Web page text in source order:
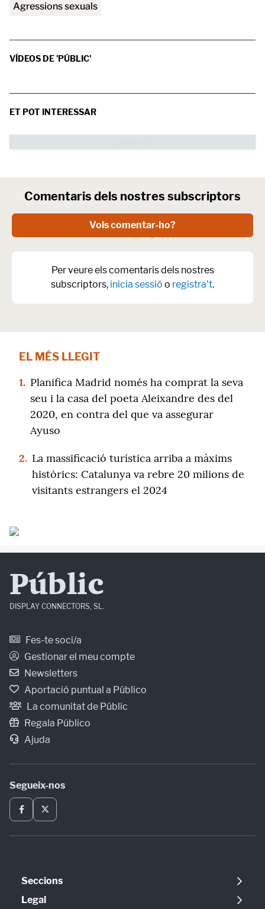
agressions sexuals
VÍDEOS DE 'PÚBLIC'
ET POT INTERESSAR
Comentaris dels nostres subscriptors
Vols comentar-ho?
Per veure els comentaris dels nostres
subscriptors, inicia sessió o registra't.
EL MÉS LLEGIT
1. Planifica Madrid només ha comprat la seva
seu i la casa del poeta Aleixandre des del
2020, en contra del que va assegurar
Ayuso
2. La massificació turística arriba a màxims
històrics: Catalunya va rebre 20 milions de
visitants estrangers el 2024
Públic
DISPLAY CONNECTORS, SL.
Fes-te soci/a
Gestionar el meu compte
Newsletters
Aportació puntual a Público
La comunitat de Públic
Regala Público
Ajuda
Segueix-nos
Seccions
Política
Legal